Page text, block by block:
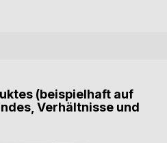
(beispielhaft auf
Verhältnisse und